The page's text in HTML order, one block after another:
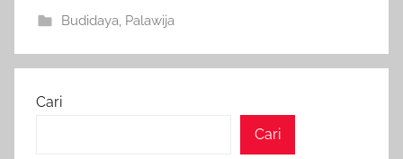
Budidaya Palawija
Cari
Cari